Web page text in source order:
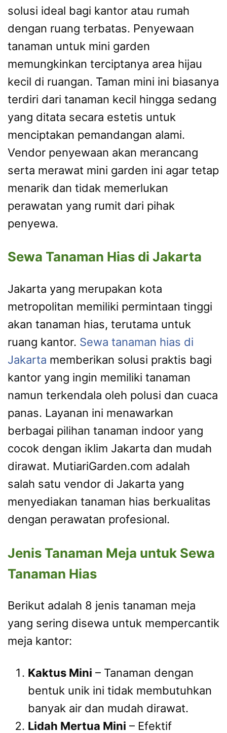
solusi ideal bagi kantor atau rumah
dengan ruang terbatas. Penyewaan
tanaman untuk mini garden
memungkinkan terciptanya area hijau
kecil di ruangan. Taman mini ini biasanya
terdiri dari tanaman kecil hingga sedang
yang ditata secara estetis untuk
menciptakan pemandangan alami.
Vendor penyewaan akan merancang
serta merawat mini garden ini agar tetap
menarik dan tidak memerlukan
perawatan yang rumit dari pihak
penyewa.
Sewa Tanaman Hias di Jakarta
Jakarta yang merupakan kota
metropolitan memiliki permintaan tinggi
akan tanaman hias, terutama untuk
ruang kantor. Sewa tanaman hias di
Jakarta memberikan solusi praktis bagi
kantor yang ingin memiliki tanaman
namun terkendala oleh polusi dan cuaca
panas. Layanan ini menawarkan
berbagai pilihan tanaman indoor yang
cocok dengan iklim Jakarta dan mudah
dirawat. MutiariGarden.com adalah
salah satu vendor di Jakarta yang
menyediakan tanaman hias berkualitas
dengan perawatan profesional.
Jenis Tanaman Meja untuk Sewa
Tanaman Hias
Berikut adalah 8 jenis tanaman meja
yang sering disewa untuk mempercantik
meja kantor:
Kaktus Mini – Tanaman dengan
bentuk unik ini tidak membutuhkan
banyak air dan mudah dirawat.
Lidah Mertua Mini – Efektif